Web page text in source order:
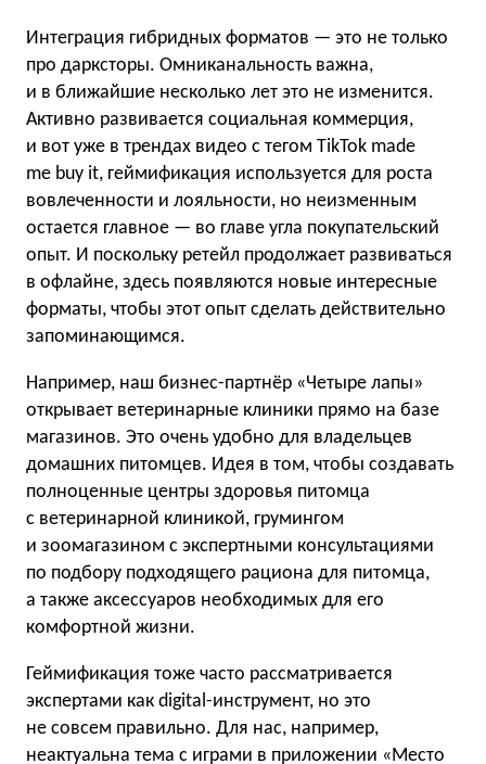
Интеграция гибридных форматов — это не только
про дарксторы. Омниканальность важна,
и в ближайшие несколько лет это не изменится.
Активно развивается социальная коммерция,
и вот уже в трендах видео с тегом TikTok made
me buy it, геймификация используется для роста
вовлеченности и лояльности, но неизменным
остается главное — во главе угла покупательский
опыт. И поскольку ретейл продолжает развиваться
в офлайне, здесь появляются новые интересные
форматы, чтобы этот опыт сделать действительно
запоминающимся.
Например, наш бизнес-партнёр «Четыре лапы»
открывает ветеринарные клиники прямо на базе
магазинов. Это очень удобно для владельцев
домашних питомцев. Идея в том, чтобы создавать
полноценные центры здоровья питомца
с ветеринарной клиникой, грумингом
и зоомагазином с экспертными консультациями
по подбору подходящего рациона для питомца,
а также аксессуаров необходимых для его
комфортной жизни.
Геймификация тоже часто рассматривается
экспертами как digital-инструмент, но это
не совсем правильно. Для нас, например,
неактуальна тема с играми в приложении «Место